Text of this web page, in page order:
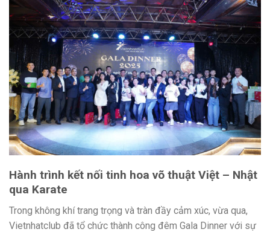
Hành trình kết nối tinh hoa võ thuật Việt – Nhật
qua Karate
Trong không khí trang trọng và tràn đầy cảm xúc, vừa qua,
Vietnhatclub đã tổ chức thành công đêm Gala Dinner với sự